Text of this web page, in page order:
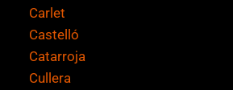
Carlet
Castelló
Catarroja
Cullera